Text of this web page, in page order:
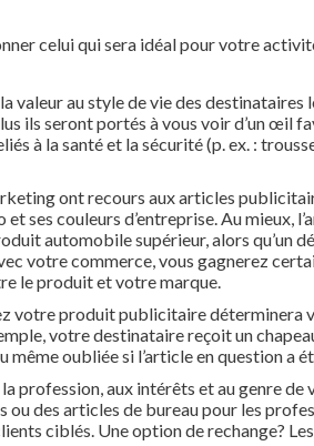
celui qui sera idéal pour votre
valeur au style de vie des
ils seront portés à vous voir d’un œil
à la santé et la sécurité (p. ex. :
ont recours aux articles
ses couleurs d’entreprise. Au
automobile supérieur, alors
votre commerce, vous gagnerez
le produit et votre marque.
votre produit publicitaire déterminera
votre destinataire reçoit un
oubliée si l’article en question a
profession, aux intérêts et au genre
des articles de bureau pour les
ciblés. Une option de rechange?